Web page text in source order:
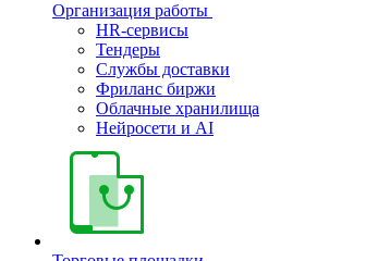
Организация работы
HR-сервисы
Тендеры
Службы доставки
Фриланс биржи
Облачные хранилища
Нейросети и AI